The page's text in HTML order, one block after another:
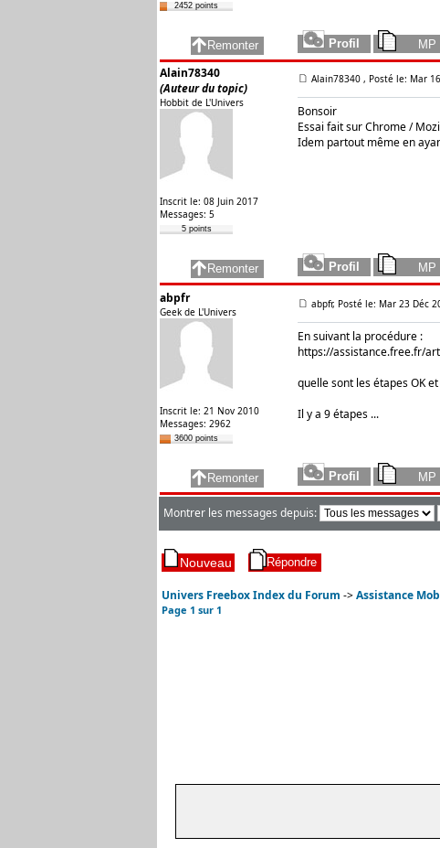
2452 points
Alain78340
(Auteur du topic)
Hobbit de L'Univers
Inscrit le: 08 Juin 2017
Messages: 5
5 points
Alain78340 , Posté le: Mar
Bonsoir
Essai fait sur Chrome /
Idem partout même en
abpfr
Geek de L'Univers
Inscrit le: 21 Nov 2010
Messages: 2962
3600 points
abpfr, Posté le: Mar 23 Déc
En suivant la procédure :
https://assistance.free.fr/
quelle sont les étapes OK
Il y a 9 étapes ...
Montrer les messages depuis:
Univers Freebox Index du Forum ->Assistance
Page 1 sur 1